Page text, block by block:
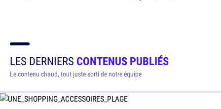
LES DERNIERS CONTENUS PUBLIÉS
Le contenu chaud, tout juste sorti de notre équipe